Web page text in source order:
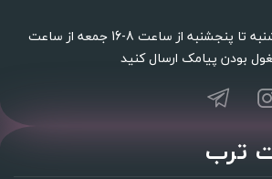
حالته آشپزخانه وارداتی مدل...
(-15%)
ساعات کاری فروشگاه شنبه تا پنجشنبه از ساعت 8-16 جمعه از ساعت
ترب